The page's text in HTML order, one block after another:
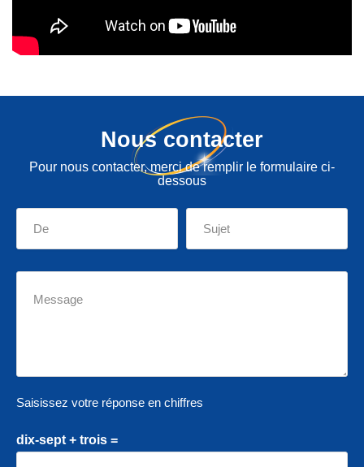
Nous contacter
Pour nous contacter, merci de remplir le formulaire ci-
dessous
Saisissez votre réponse en chiffres
dix-sept + trois =